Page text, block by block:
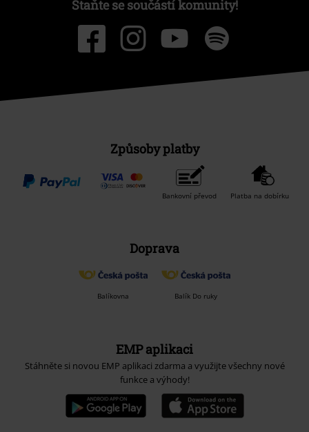
Staňte se součástí komunity!
Způsoby platby
Bankovní převod Platba na dobírku
Doprava
Balíkovna Balík Do ruky
EMP aplikaci
Stáhněte si novou EMP aplikaci zdarma a využijte všechny nové
funkce a výhody!